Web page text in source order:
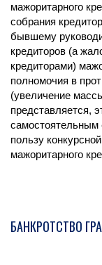
мажоритарного
собрания
бывшему
кредиторов (а
кредиторами)
полномочия в
(увеличение
представляется,
самостоятельным
пользу
мажоритарного
БАНКРОТСТВО